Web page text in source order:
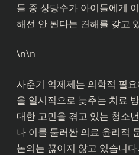
들 중 상당수가 아이들에게
해선 안 된다는 견해를 갖고
\n\n
사춘기 억제제는 의학적 필
을 일시적으로 늦추는 치료
대한 고민을 겪고 있는 청소
나 이를 둘러싼 의료 윤리적
논의는 끊이지 않고 있습니